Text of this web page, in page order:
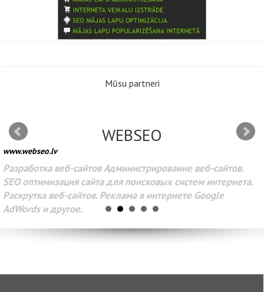
Mūsu partneri
WEBSEO
www.webseo.lv
Разработка веб-сайтов Администрирование веб-сайтов.
SEO оптимизация сайта для поисковых систем интернета.
Раскрутка веб-сайтов. Реклама в интернете Google
AdWords и другое.